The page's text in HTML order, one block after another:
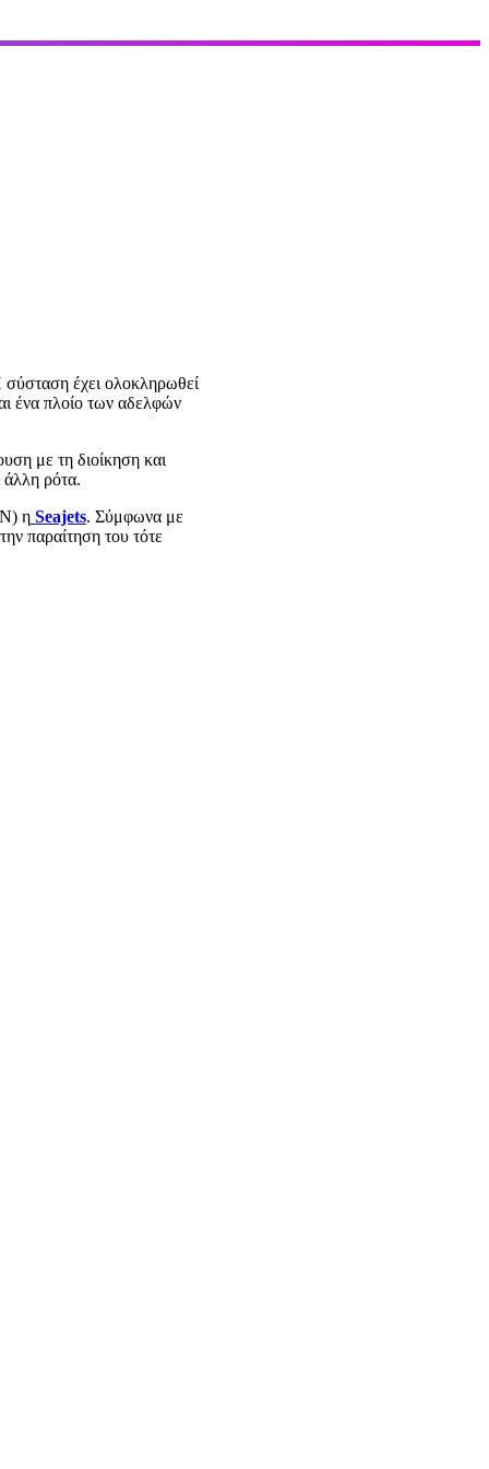
έχει ολοκληρωθεί
ένα πλοίο των αδελφών
με τη διοίκηση και
ρότα.
η Seajets. Σύμφωνα με
παραίτηση του τότε